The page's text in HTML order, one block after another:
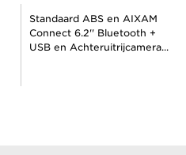
Standaard ABS en AIXAM
Connect 6.2'' Bluetooth +
USB en Achteruitrijcamera...